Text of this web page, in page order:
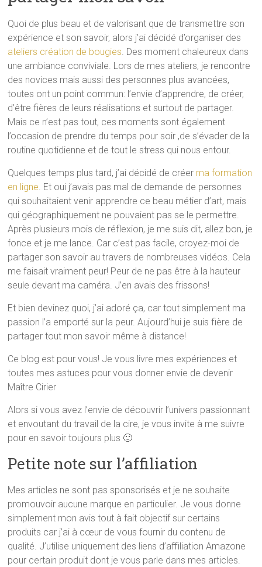
Quoi de plus beau et de valorisant que de transmettre son
expérience et son savoir, alors j’ai décidé d’organiser des
ateliers création de bougies. Des moment chaleureux dans
une ambiance conviviale. Lors de mes ateliers, je rencontre
des novices mais aussi des personnes plus avancées,
toutes ont un point commun: l’envie d’apprendre, de créer,
d’être fières de leurs réalisations et surtout de partager.
Mais ce n’est pas tout, ces moments sont également
l’occasion de prendre du temps pour soir ,de s’évader de la
routine quotidienne et de tout le stress qui nous entour.
Quelques temps plus tard, j’ai décidé de créer ma formation
en ligne. Et oui j’avais pas mal de demande de personnes
qui souhaitaient venir apprendre ce beau métier d’art, mais
qui géographiquement ne pouvaient pas se le permettre.
Après plusieurs mois de réflexion, je me suis dit, allez bon, je
fonce et je me lance. Car c’est pas facile, croyez-moi de
partager son savoir au travers de nombreuses vidéos. Cela
me faisait vraiment peur! Peur de ne pas être à la hauteur
seule devant ma caméra. J’en avais des frissons!
Et bien devinez quoi, j’ai adoré ça, car tout simplement ma
passion l’a emporté sur la peur. Aujourd’hui je suis fière de
partager tout mon savoir même à distance!
Ce blog est pour vous! Je vous livre mes expériences et
toutes mes astuces pour vous donner envie de devenir
Maître Cirier
Alors si vous avez l’envie de découvrir l’univers passionnant
et envoutant du travail de la cire, je vous invite à me suivre
pour en savoir toujours plus 🙂
Petite note sur l’affiliation
Mes articles ne sont pas sponsorisés et je ne souhaite
promouvoir aucune marque en particulier. Je vous donne
simplement mon avis tout à fait objectif sur certains
produits car j’ai à cœur de vous fournir du contenu de
qualité. J’utilise uniquement des liens d’affiliation Amazone
pour certain produit dont je vous parle dans mes articles.